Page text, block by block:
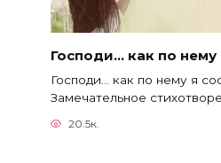
Господи… как по нему
Господи… как по нему я
Замечательное
20.5к.